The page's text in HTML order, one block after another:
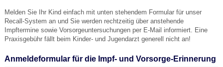
Melden Sie Ihr Kind einfach mit unten stehendem Formular für unser
Recall-System an und Sie werden rechtzeitig über anstehende
Impftermine sowie Vorsorgeuntersuchungen per E-Mail informiert. Eine
Praxisgebühr fällt beim Kinder- und Jugendarzt generell nicht an!
Anmeldeformular für die Impf- und Vorsorge-Erinnerung